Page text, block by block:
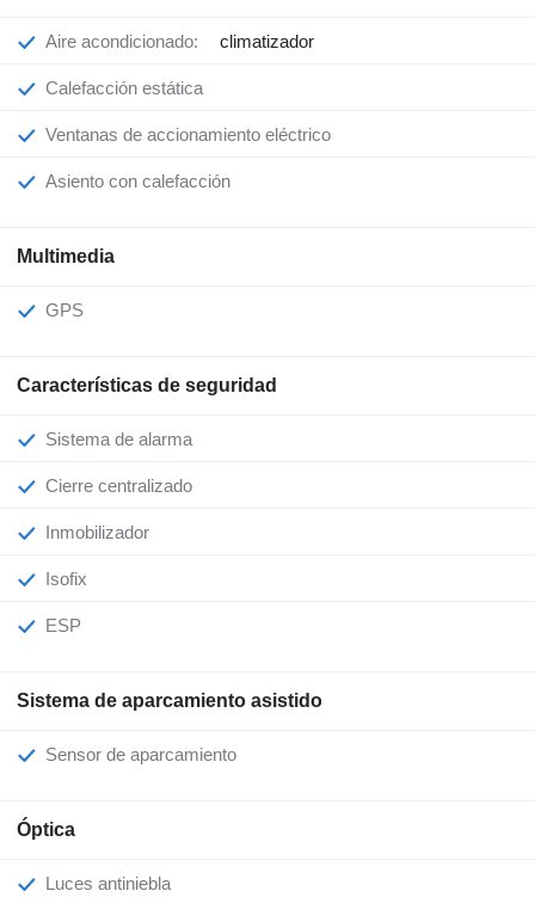
Aire acondicionado: climatizador
Calefacción estática
Ventanas de accionamiento eléctrico
Asiento con calefacción
Multimedia
GPS
Características de seguridad
Sistema de alarma
Cierre centralizado
Inmobilizador
Isofix
ESP
Sistema de aparcamiento asistido
Sensor de aparcamiento
Óptica
Luces antiniebla